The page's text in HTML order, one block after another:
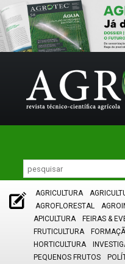
AGRICULTURA
AGROFLORESTAL
APICULTURA
FEIRAS &
FRUTICULTURA
HORTICULTURA
PEQUENOS FRUTOS